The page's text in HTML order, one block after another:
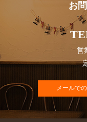
お
営
メールで